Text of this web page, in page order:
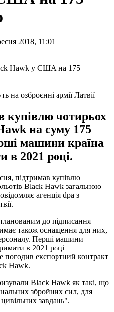
2018, 11:01
на озброєнні армії Латвії
купівлю чотирьох
на суму 175
машини країна
в 2021 році.
підтримав купівлю
Black Hawk загальною
агенція dpa з
до підписання
також оснащення для них,
Перші машини
в 2021 році.
експортний контракт
Hawk.
Black Hawk як такі, що
збройних сил, для
завдань".